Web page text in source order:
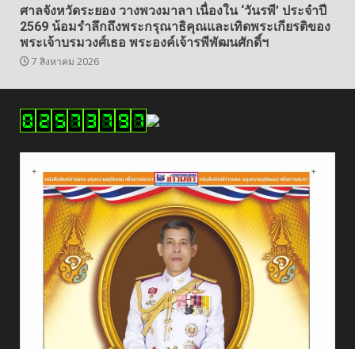
ศาลจังหวัดระยอง วางพวงมาลา เนื่องใน ‘วันรพี’ ประจำปี
2569 น้อมรำลึกถึงพระกรุณาธิคุณและเทิดพระเกียรติของ
พระเจ้าบรมวงศ์เธอ พระองค์เจ้ารพีพัฒนศักดิ์ฯ
7 สิงหาคม 2026